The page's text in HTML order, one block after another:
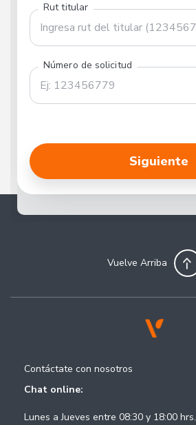
Rut titular
Número de solicitud
Siguiente
Vuelve Arriba
Contáctate con nosotros
Chat online:
Lunes a Jueves entre 08:30 y 18:00 hrs.